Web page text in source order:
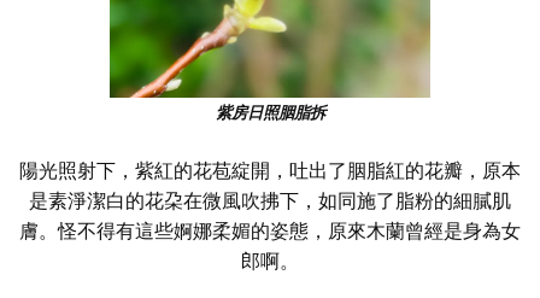
紫房日照胭脂拆
陽光照射下，紫紅的花苞綻開，吐出了胭脂紅的花瓣，原本
是素淨潔白的花朶在微風吹拂下，如同施了脂粉的細膩肌
膚。怪不得有這些婀娜柔媚的姿態，原來木蘭曾經是身為女
郎啊。